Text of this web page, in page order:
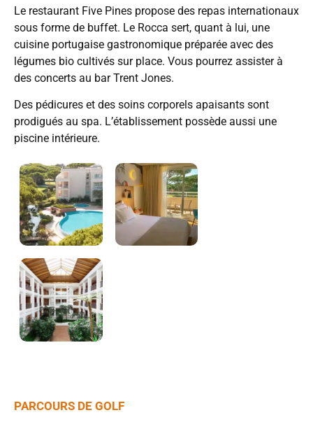
Le restaurant Five Pines propose des repas internationaux
sous forme de buffet. Le Rocca sert, quant à lui, une
cuisine portugaise gastronomique préparée avec des
légumes bio cultivés sur place. Vous pourrez assister à
des concerts au bar Trent Jones.
Des pédicures et des soins corporels apaisants sont
prodigués au spa. L’établissement possède aussi une
piscine intérieure.
PARCOURS DE GOLF